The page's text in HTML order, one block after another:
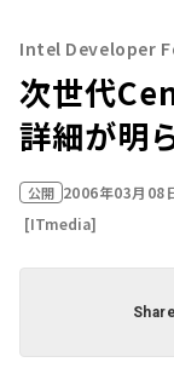
Intel Developer
次世代
詳細が明
公開 2006年03月08
[ITmedia]
Share